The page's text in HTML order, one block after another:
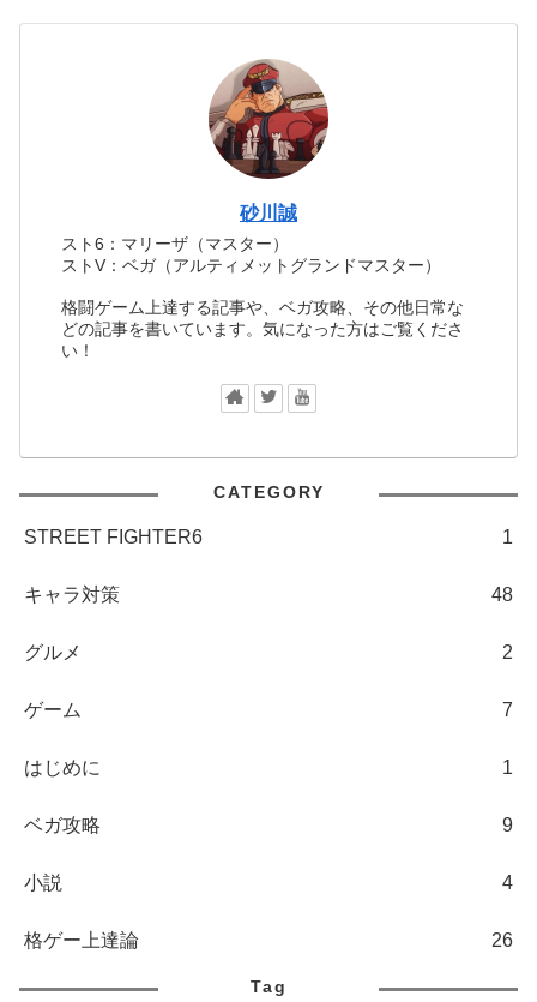
砂川誠
スト6：マリーザ（マスター）
ストV：ベガ（アルティメットグランドマスター）
格闘ゲーム上達する記事や、ベガ攻略、その他日常な
どの記事を書いています。気になった方はご覧くださ
い！
CATEGORY
STREET FIGHTER6 1
キャラ対策 48
グルメ 2
ゲーム 7
はじめに 1
ベガ攻略 9
小説 4
格ゲー上達論 26
Tag